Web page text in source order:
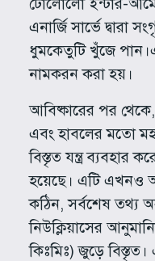
এনার্জি সার্ভে দ্বারা
ধুমকেতুটি খুঁজে
নামকরন করা হয়।
আবিষ্কারের পর থেকে,
এবং হাবলের মতো
বিস্তৃত যন্ত্র ব্যবহার
হয়েছে। এটি এখনও
কঠিন, সর্বশেষ তথ্য
নিউক্লিয়াসের
কিঃমিঃ) জুড়ে